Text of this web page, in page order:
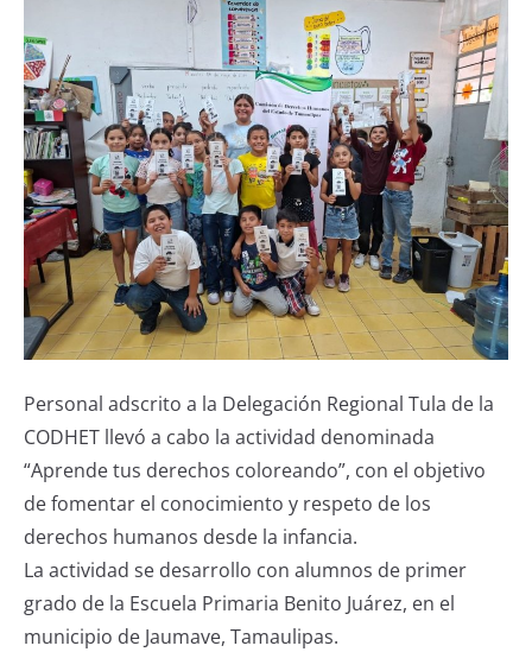
Personal adscrito a la Delegación Regional Tula de la
CODHET llevó a cabo la actividad denominada
“Aprende tus derechos coloreando”, con el objetivo
de fomentar el conocimiento y respeto de los
derechos humanos desde la infancia.
La actividad se desarrollo con alumnos de primer
grado de la Escuela Primaria Benito Juárez, en el
municipio de Jaumave, Tamaulipas.